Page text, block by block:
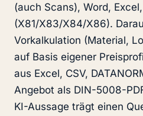
(auch Scans), Word,
(X81/X83/X84/X86).
Vorkalkulation (Material,
auf Basis eigener
aus Excel, CSV,
Angebot als DIN-5008-
KI-Aussage trägt einen